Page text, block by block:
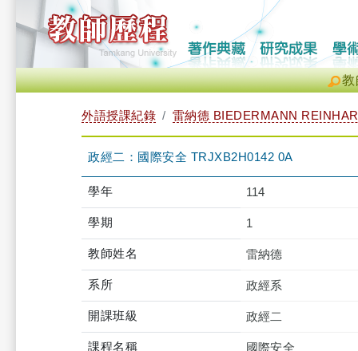
教
外語授課紀錄 雷納德 BIEDERMANN
政經二：國際安全 TRJXB2H0142 0A
學年 114
學期 1
教師姓名 雷納德
系所 政經系
開課班級 政經二
課程名稱 國際安全